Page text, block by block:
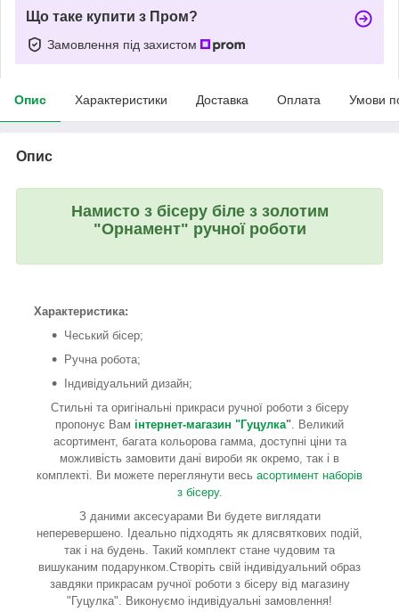
Що таке купити з Пром?
Замовлення під захистом
Опис Характеристики Доставка Оплата Умови
Опис
Намисто з бісеру біле з золотим
"Орнамент" ручної роботи
Характеристика:
Чеський бісер;
Ручна робота;
Індивідуальний дизайн;
Стильні та оригінальні прикраси ручної роботи з бісеру
пропонує Вам інтернет-магазин "Гуцулка". Великий
асортимент, багата кольорова гамма, доступні ціни та
можливість замовити дані вироби як окремо, так і в
комплекті. Ви можете переглянути весь асортимент наборів
з бісеру.
З даними аксесуарами Ви будете виглядати
неперевершено. Ідеально підходять як длясвяткових подій,
так і на будень. Такий комплект стане чудовим та
вишуканим подарунком.Створіть свій індивідуальний образ
завдяки прикрасам ручної роботи з бісеру від магазину
"Гуцулка". Виконуємо індивідуальні замовлення!